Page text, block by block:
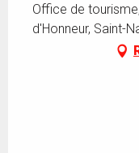
Office de
d'Honneur, Saint-